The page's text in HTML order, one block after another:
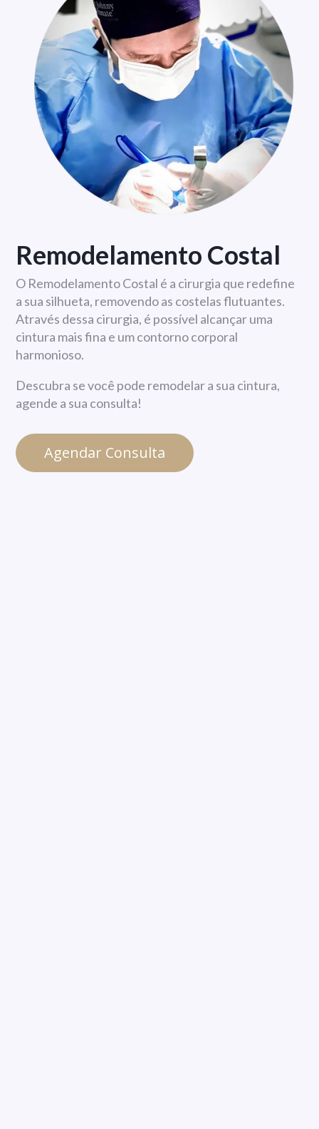
Remodelamento Costal
O Remodelamento Costal é a cirurgia que redefine
a sua silhueta, removendo as costelas flutuantes.
Através dessa cirurgia, é possível alcançar uma
cintura mais fina e um contorno corporal
harmonioso.
Descubra se você pode remodelar a sua cintura,
agende a sua consulta!
Agendar Consulta